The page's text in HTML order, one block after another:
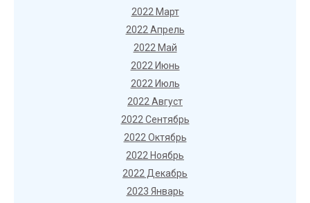
2022 Март
2022 Апрель
2022 Май
2022 Июнь
2022 Июль
2022 Август
2022 Сентябрь
2022 Октябрь
2022 Ноябрь
2022 Декабрь
2023 Январь